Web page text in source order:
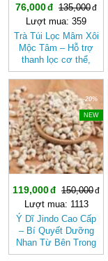
76,000
135,000
Lượt mua: 359
Trà Túi Lọc Mâm Xôi
Mộc Tâm – Hỗ trợ
thanh lọc cơ thể,
mang lại cảm giác
nhẹ nhàng
-20%
NEW
119,000
150,000
Lượt mua: 1113
Ý Dĩ Jindo Cao Cấp
– Bí Quyết Dưỡng
Nhan Từ Bên Trong